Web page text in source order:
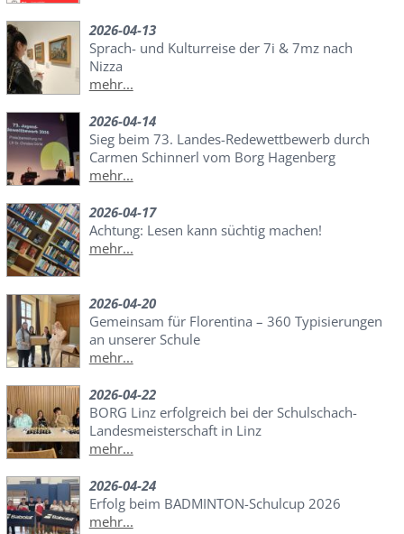
2026-04-13
Sprach- und Kulturreise der 7i & 7mz nach
Nizza
mehr...
2026-04-14
Sieg beim 73. Landes-Redewettbewerb durch
Carmen Schinnerl vom Borg Hagenberg
mehr...
2026-04-17
Achtung: Lesen kann süchtig machen!
mehr...
2026-04-20
Gemeinsam für Florentina – 360 Typisierungen
an unserer Schule
mehr...
2026-04-22
BORG Linz erfolgreich bei der Schulschach-
Landesmeisterschaft in Linz
mehr...
2026-04-24
Erfolg beim BADMINTON-Schulcup 2026
mehr...